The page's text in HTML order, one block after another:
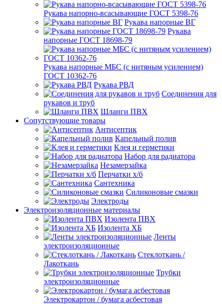
Рукава напорно-всасывающие ГОСТ 5398-76
Рукава напорные ВГ
Рукава
напорные ГОСТ 18698-79
Рукава напорные МБС (с нитяным усилением)
ГОСТ 10362-76
Рукава РВД
Соединения для
рукавов и труб
Шланги ПВХ
Сопутствующие товары
Антисептик
Капельный полив
Клея и герметики
Набор для радиатора
Незамерзайка
Перчатки х/б
Сантехника
Силиконовые смазки
Электроды
Электроизоляционные материалы
Изолента ПВХ
Изолента ХБ
Ленты
электроизоляционные
Стеклоткань /
Лакоткань
Трубки
электроизоляционные
Электрокартон / бумага асбестовая